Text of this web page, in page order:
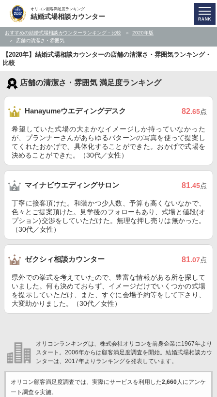
オリコン顧客満足度ランキング
結婚式場相談カウンター
おすすめの結婚式場相談カウンターランキング・比較
2020年版
店舗の清潔さ・雰囲気
【2020年】結婚式場相談カウンターの店舗の清潔さ・雰囲気ランキング・
比較
店舗の清潔さ・雰囲気 満足度ランキング
Hanayumeウエディングデスク 82.65点
希望していた式場の大まかなイメージしか持っていなかった
が、プランナーさんがあらゆるパターンの写真を使って提案し
てくれたおかげで、具体化することができた。おかげで式場を
決めることができた。（30代／女性）
マイナビウエディングサロン 81.45点
丁寧に接客頂けた。和装かつ少人数、予算も高くないなかで、
色々とご提案頂けた。見学後のフォローもあり、式場と値段(オ
プション)交渉をしていただけた。無理な押し売りは無かった。
（30代／女性）
ゼクシィ相談カウンター 81.07点
県外での挙式を考えていたので、豊富な情報がある所を探して
いました。何も決めておらず、イメージだけでいくつかの式場
を提示していただけ、また、すぐに会場予約等をして下さり、
大変助かりました。（30代／女性）
オリコンランキングは、株式会社オリコンを前身企業に1967年より
スタート。2006年からは顧客満足度調査を開始。結婚式場相談カウ
ンターは、2017年よりランキングを発表しています。
オリコン顧客満足度調査では、実際にサービスを利用した2,660人にアンケ
ート調査を実施。